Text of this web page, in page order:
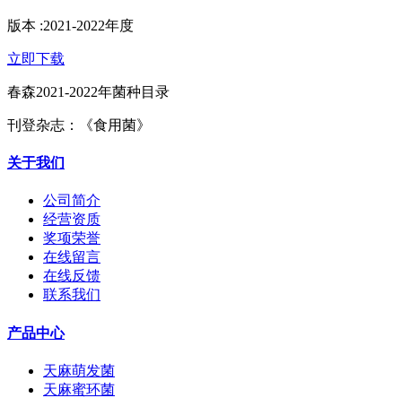
版本 :2021-2022年度
立即下载
春森2021-2022年菌种目录
刊登杂志：《食用菌》
关于我们
公司简介
经营资质
奖项荣誉
在线留言
在线反馈
联系我们
产品中心
天麻萌发菌
天麻蜜环菌